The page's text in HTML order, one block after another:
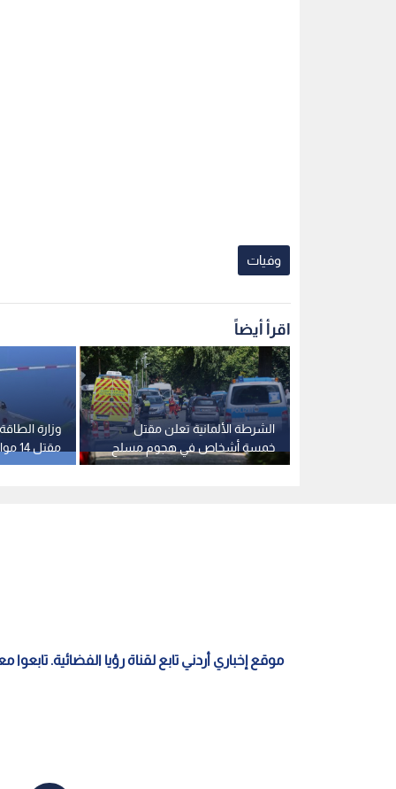
وفيات
اقرأ أيضاً
وزارة
مروحية
الشرطة الألمانية تعلن مقتل
خمسة أشخاص في هجوم مسلح
بمدينة شتاده
موقع إخباري أردني تابع لقناة رؤيا الفضائية.